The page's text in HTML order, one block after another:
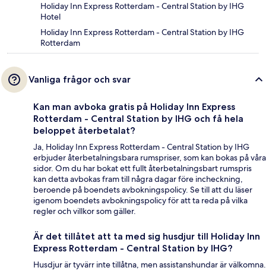
Holiday Inn Express Rotterdam - Central Station by IHG
Hotel
Holiday Inn Express Rotterdam - Central Station by IHG
Rotterdam
Vanliga frågor och svar
Kan man avboka gratis på Holiday Inn Express
Rotterdam - Central Station by IHG och få hela
beloppet återbetalat?
Ja, Holiday Inn Express Rotterdam - Central Station by IHG
erbjuder återbetalningsbara rumspriser, som kan bokas på våra
sidor. Om du har bokat ett fullt återbetalningsbart rumspris
kan detta avbokas fram till några dagar före incheckning,
beroende på boendets avbokningspolicy. Se till att du läser
igenom boendets avbokningspolicy för att ta reda på vilka
regler och villkor som gäller.
Är det tillåtet att ta med sig husdjur till Holiday Inn
Express Rotterdam - Central Station by IHG?
Husdjur är tyvärr inte tillåtna, men assistanshundar är välkomna.